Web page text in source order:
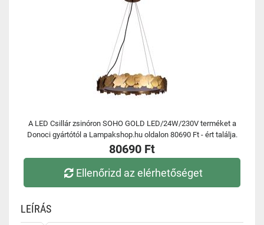
A LED Csillár zsinóron SOHO GOLD LED/24W/230V terméket a
Donoci gyártótól a Lampakshop.hu oldalon 80690 Ft - ért találja.
80690 Ft
Ellenőrizd az elérhetőséget
LEÍRÁS